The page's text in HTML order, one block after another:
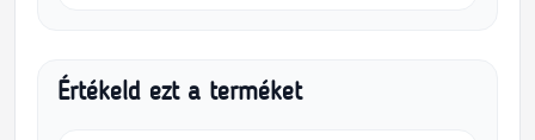
Értékeld ezt a terméket